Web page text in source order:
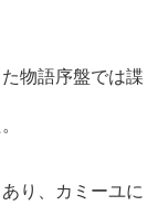
物語序盤では諜
り、カミーユに